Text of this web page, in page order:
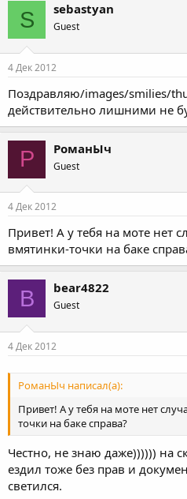
S sebastyan
Guest
4 Дек 2012
Поздравляю/images/smilies/
действительно лишними не
Р РоманЫч
Guest
4 Дек 2012
Привет! А у тебя на моте нет
вмятинки-точки на баке
B bear4822
Guest
4 Дек 2012
РоманЫч написал(а):
Привет! А у тебя на моте нет
точки на баке справа?
Честно, не знаю даже)))))) на
ездил тоже без прав и
светился.